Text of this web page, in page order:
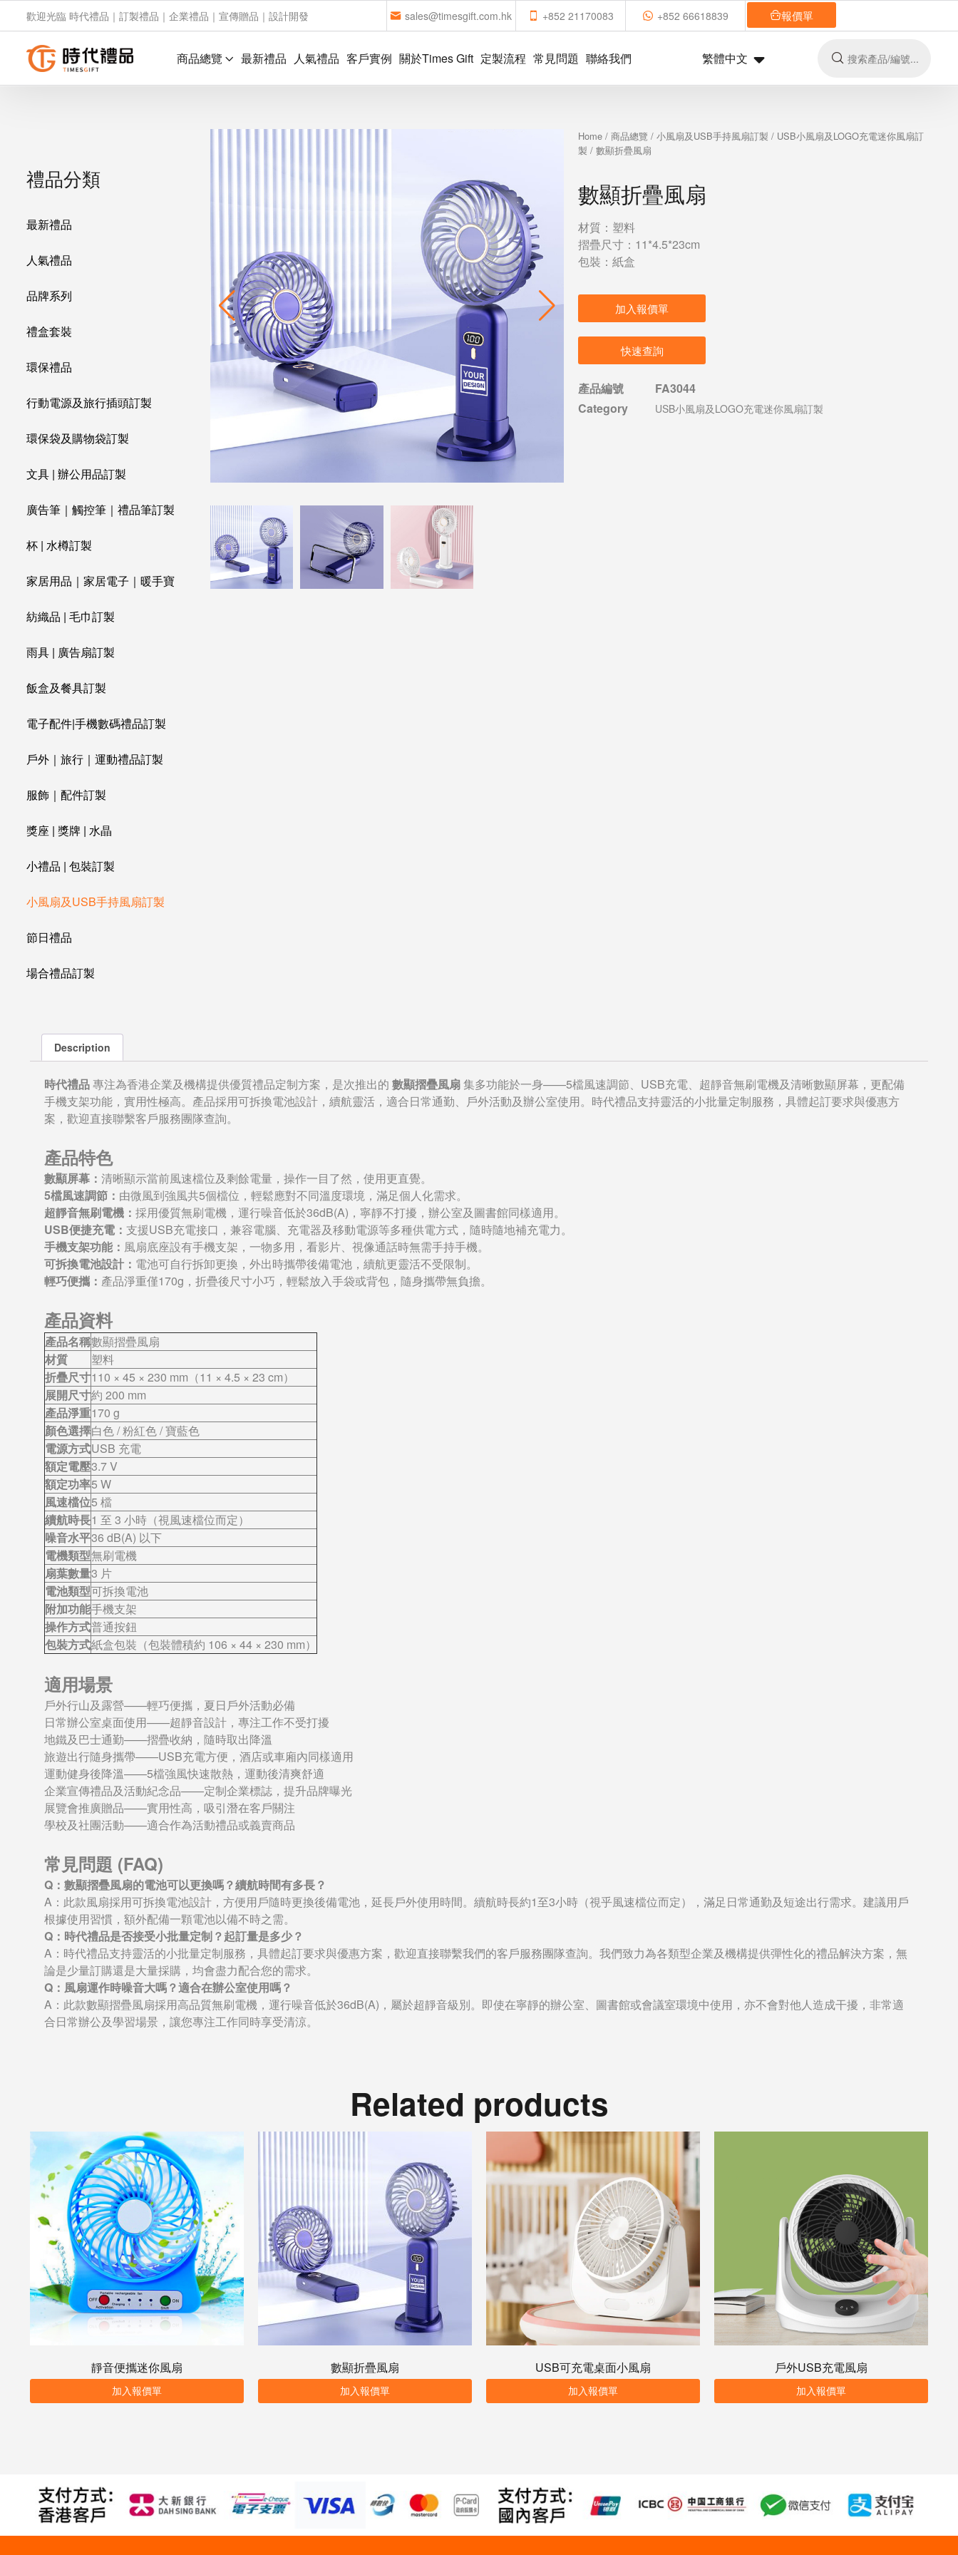
歡迎光臨 時代禮品｜訂製禮品｜企業禮品｜宣傳贈品｜設計開發 sales@timesgift.com.hk +852 21170083 +852 66618839 報價單
商品總覽 最新禮品 人氣禮品 客戶實例 關於Times Gift 定製流程 常見問題 聯絡我們 繁體中文
禮品分類
最新禮品
人氣禮品
品牌系列
禮盒套裝
環保禮品
行動電源及旅行插頭訂製
環保袋及購物袋訂製
文具 | 辦公用品訂製
廣告筆｜觸控筆｜禮品筆訂製
杯 | 水樽訂製
家居用品｜家居電子｜暖手寶
紡織品 | 毛巾訂製
雨具 | 廣告扇訂製
飯盒及餐具訂製
電子配件|手機數碼禮品訂製
戶外｜旅行｜運動禮品訂製
服飾｜配件訂製
獎座 | 獎牌 | 水晶
小禮品 | 包裝訂製
小風扇及USB手持風扇訂製
節日禮品
場合禮品訂製
Home /商品總覽 /小風扇及USB手持風扇訂製 / USB小風扇及LOGO充電迷你風扇訂
製 / 數顯折疊風扇
數顯折疊風扇
材質：塑料
摺疊尺寸：11*4.5*23cm
包裝：紙盒
加入報價單
快速查詢
產品編號
FA3044
Category
USB小風扇及LOGO充電迷你風扇訂製
Description
時代禮品專注為香港企業及機構提供優質禮品定制方案，是次推出的 數顯摺疊風扇集多功能於一身——5檔風速調節、USB充電、超靜音無刷電機及清晰數顯屏幕，更配備
手機支架功能，實用性極高。產品採用可拆換電池設計，續航靈活，適合日常通勤、戶外活動及辦公室使用。時代禮品支持靈活的小批量定制服務，具體起訂要求與優惠方
案，歡迎直接聯繫客戶服務團隊查詢。
產品特色
數顯屏幕： 清晰顯示當前風速檔位及剩餘電量，操作一目了然，使用更直覺。
5檔風速調節： 由微風到強風共5個檔位，輕鬆應對不同溫度環境，滿足個人化需求。
超靜音無刷電機： 採用優質無刷電機，運行噪音低於36dB(A)，寧靜不打擾，辦公室及圖書館同樣適用。
USB便捷充電： 支援USB充電接口，兼容電腦、充電器及移動電源等多種供電方式，隨時隨地補充電力。
手機支架功能： 風扇底座設有手機支架，一物多用，看影片、視像通話時無需手持手機。
可拆換電池設計： 電池可自行拆卸更換，外出時攜帶後備電池，續航更靈活不受限制。
輕巧便攜： 產品淨重僅170g，折疊後尺寸小巧，輕鬆放入手袋或背包，隨身攜帶無負擔。
產品資料
產品名稱數顯摺疊風扇
材質
塑料
折疊尺寸110 × 45 × 230 mm（11 × 4.5 × 23 cm）
展開尺寸約 200 mm
產品淨重170 g
顏色選擇白色 / 粉紅色 / 寶藍色
電源方式USB 充電
額定電壓3.7 V
額定功率5 W
風速檔位5 檔
續航時長1 至 3 小時（視風速檔位而定）
噪音水平36 dB(A) 以下
電機類型無刷電機
扇葉數量3 片
電池類型可拆換電池
附加功能手機支架
操作方式普通按鈕
包裝方式紙盒包裝（包裝體積約 106 × 44 × 230 mm）
適用場景
戶外行山及露營——輕巧便攜，夏日戶外活動必備
日常辦公室桌面使用——超靜音設計，專注工作不受打擾
地鐵及巴士通勤——摺疊收納，隨時取出降溫
旅遊出行隨身攜帶——USB充電方便，酒店或車廂內同樣適用
運動健身後降溫——5檔強風快速散熱，運動後清爽舒適
企業宣傳禮品及活動紀念品——定制企業標誌，提升品牌曝光
展覽會推廣贈品——實用性高，吸引潛在客戶關注
學校及社團活動——適合作為活動禮品或義賣商品
常見問題 (FAQ)
Q：數顯摺疊風扇的電池可以更換嗎？續航時間有多長？
A：此款風扇採用可拆換電池設計，方便用戶隨時更換後備電池，延長戶外使用時間。續航時長約1至3小時（視乎風速檔位而定），滿足日常通勤及短途出行需求。建議用戶
根據使用習慣，額外配備一顆電池以備不時之需。
Q：時代禮品是否接受小批量定制？起訂量是多少？
A：時代禮品支持靈活的小批量定制服務，具體起訂要求與優惠方案，歡迎直接聯繫我們的客戶服務團隊查詢。我們致力為各類型企業及機構提供彈性化的禮品解決方案，無
論是少量訂購還是大量採購，均會盡力配合您的需求。
Q：風扇運作時噪音大嗎？適合在辦公室使用嗎？
A：此款數顯摺疊風扇採用高品質無刷電機，運行噪音低於36dB(A)，屬於超靜音級別。即使在寧靜的辦公室、圖書館或會議室環境中使用，亦不會對他人造成干擾，非常適
合日常辦公及學習場景，讓您專注工作同時享受清涼。
Related products
靜音便攜迷你風扇
加入報價單
數顯折疊風扇
加入報價單
USB可充電桌面小風扇
加入報價單
戶外USB充電風扇
加入報價單